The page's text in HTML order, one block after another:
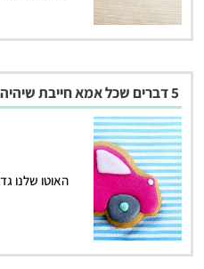
5 דברים שכל אמא חייבת שיהיה לה באוטו
האוטו שלנו